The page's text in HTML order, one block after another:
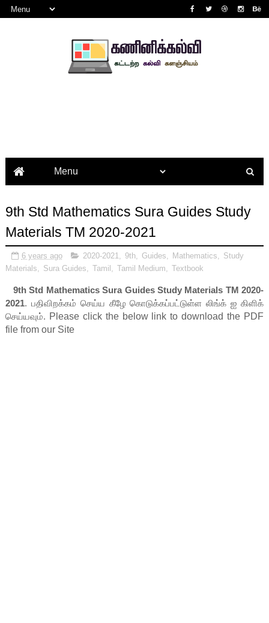
9th Std Mathematics Sura Guides Study
Materials TM 2020-2021
6 years ago 2020-2021 9th, Guides Mathematics
Study
Materials
Sura Guides Tamil Tamil Medium Textbook
9th Std Mathematics Sura Guides Study Materials TM 2020-
2021. பதிவிறக்கம் செய்ய கீழே கொடுக்கப்பட்டுள்ள லிங்க் ஐ கிளிக்
செய்யவும். Please click the below link to download the PDF
file from our Site